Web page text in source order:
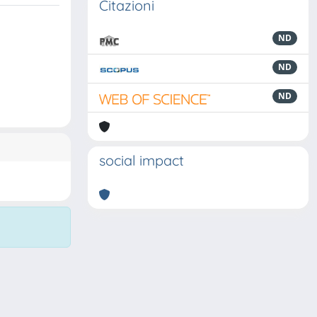
Citazioni
ND
ND
ND
social impact